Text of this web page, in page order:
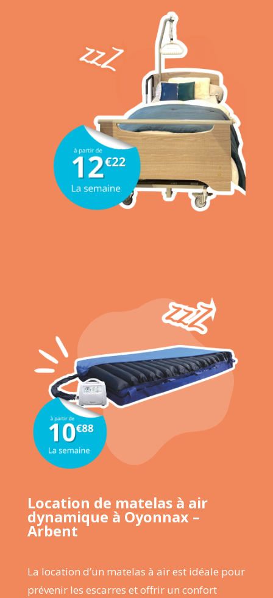
Location de matelas à air
dynamique à Oyonnax –
Arbent
La location d’un matelas à air est idéale pour
prévenir les escarres et offrir un confort